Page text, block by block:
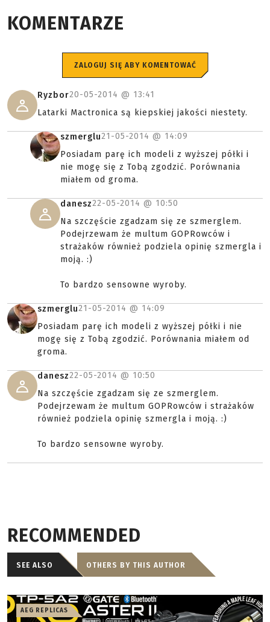
KOMENTARZE
ZALOGUJ SIĘ ABY KOMENTOWAĆ
Ryzbor20-05-2014 @ 13:41
Latarki Mactronica są kiepskiej jakości niestety.
szmerglu21-05-2014 @ 14:09
Posiadam parę ich modeli z wyższej półki i
nie mogę się z Tobą zgodzić. Porównania
miałem od groma.
danesz22-05-2014 @ 10:50
Na szczęście zgadzam się ze szmerglem.
Podejrzewam że multum GOPRowców i
strażaków również podziela opinię szmergla i
moją. :)
To bardzo sensowne wyroby.
szmerglu21-05-2014 @ 14:09
Posiadam parę ich modeli z wyższej półki i nie
mogę się z Tobą zgodzić. Porównania miałem od
groma.
danesz22-05-2014 @ 10:50
Na szczęście zgadzam się ze szmerglem.
Podejrzewam że multum GOPRowców i strażaków
również podziela opinię szmergla i moją. :)
To bardzo sensowne wyroby.
RECOMMENDED
SEE ALSO OTHERS BY THIS AUTHOR
AEG REPLICAS